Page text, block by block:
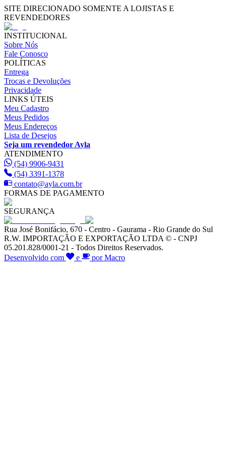
SITE DIRECIONADO SOMENTE A LOJISTAS E
REVENDEDORES
INSTITUCIONAL
Sobre Nós
Fale Conosco
POLÍTICAS
Entrega
Trocas e Devoluções
Privacidade
LINKS ÚTEIS
Meu Cadastro
Meus Pedidos
Meus Endereços
Lista de Desejos
Seja um revendedor Ayla
ATENDIMENTO
(54) 9906-9431
(54) 3391-1378
contato@ayla.com.br
FORMAS DE PAGAMENTO
SEGURANÇA
Rua José Bonifácio, 670 - Centro - Gaurama - Rio Grande do Sul
R.W. IMPORTAÇÃO E EXPORTAÇÃO LTDA © - CNPJ
05.201.828/0001-21 - Todos Direitos Reservados.
Desenvolvido com
e por Macro